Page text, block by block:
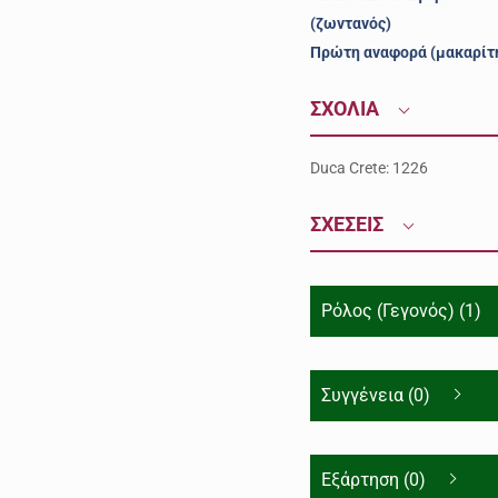
(ζωντανός)
Πρώτη αναφορά
ΣΧΟΛΙΑ
Duca Crete: 1226
ΣΧΕΣΕΙΣ
Ρόλος (Γεγονός) (1)
Συγγένεια (0)
Εξάρτηση (0)